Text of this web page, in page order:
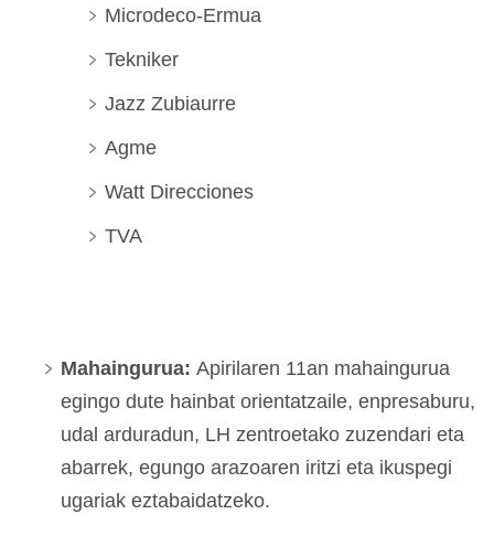
Microdeco-Ermua
Tekniker
Jazz Zubiaurre
Agme
Watt Direcciones
TVA
Mahaingurua: Apirilaren 11an mahaingurua
egingo dute hainbat orientatzaile, enpresaburu,
udal arduradun, LH zentroetako zuzendari eta
abarrek, egungo arazoaren iritzi eta ikuspegi
ugariak eztabaidatzeko.